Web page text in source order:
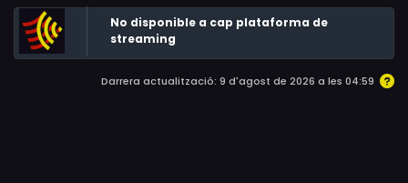
enamorada dels suburbis marginals de Lieja.
No disponible a cap plataforma de
streaming
Darrera actualització: 9 d'agost de 2026 a les 04:59